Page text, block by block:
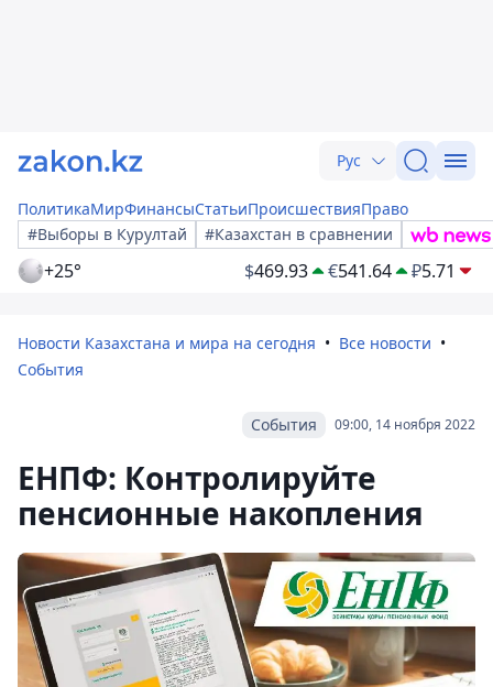
Рус
ПолитикаМирФинансыСтатьиПроисшествияПраво
#Выборы в Курултай
#Казахстан в сравнении
+25° $469.93 €541.64 ₽5.71
Новости Казахстана и мира на сегодня
Все новости
События
09:00, 14 ноября 2022
События
ЕНПФ: Контролируйте
пенсионные накопления